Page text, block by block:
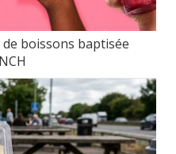
de boissons baptisée